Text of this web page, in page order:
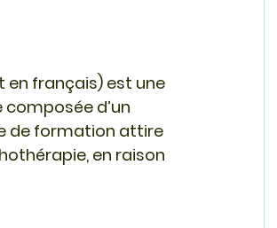
en français) est une
d’un
de formation attire
en raison